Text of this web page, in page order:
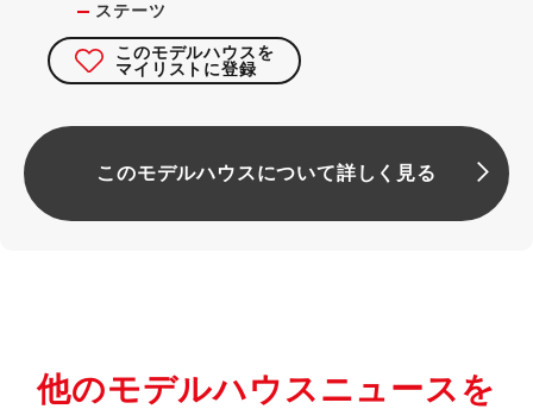
ステーツ
このモデルハウスを
マイリストに登録
このモデルハウスについて詳しく見る
他のモデルハウスニュースを